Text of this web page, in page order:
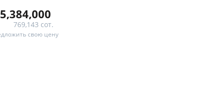
5,384,000
769,143 сот.
свою цену